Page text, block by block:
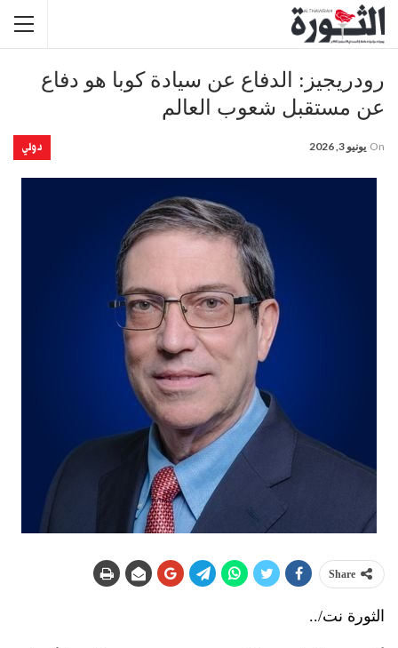
رودريجيز: الدفاع عن سيادة كوبا هو دفاع
عن مستقبل شعوب العالم
دولي On يونيو 3, 2026
Share
الثورة نت/..